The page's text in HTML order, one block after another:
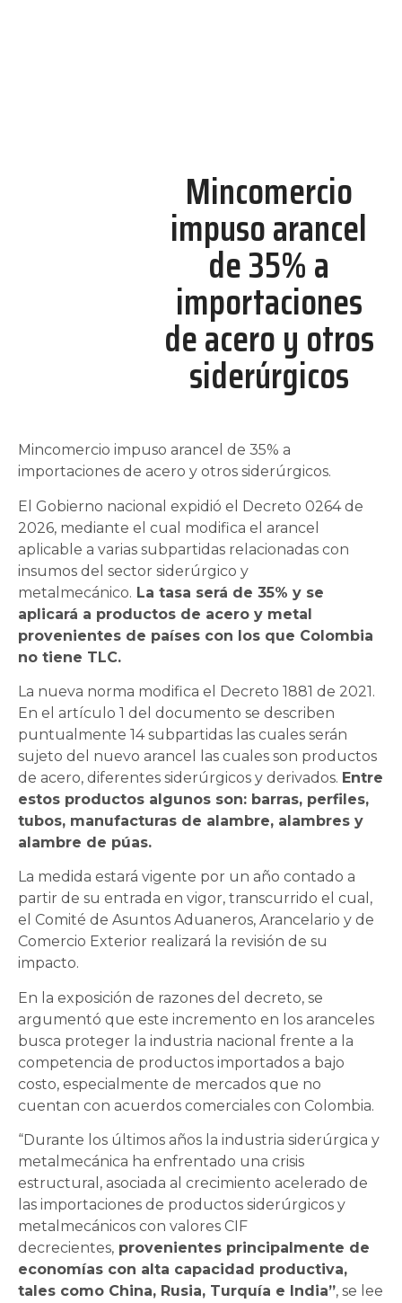
Mincomercio
impuso arancel
de 35% a
importaciones
de acero y otros
siderúrgicos
Mincomercio impuso arancel de 35% a
importaciones de acero y otros siderúrgicos.
El Gobierno nacional expidió el Decreto 0264 de
2026, mediante el cual modifica el arancel
aplicable a varias subpartidas relacionadas con
insumos del sector siderúrgico y
metalmecánico. La tasa será de 35% y se
aplicará a productos de acero y metal
provenientes de países con los que Colombia
no tiene TLC.
La nueva norma modifica el Decreto 1881 de 2021.
En el artículo 1 del documento se describen
puntualmente 14 subpartidas las cuales serán
sujeto del nuevo arancel las cuales son productos
de acero, diferentes siderúrgicos y derivados. Entre
estos productos algunos son: barras, perfiles,
tubos, manufacturas de alambre, alambres y
alambre de púas.
La medida estará vigente por un año contado a
partir de su entrada en vigor, transcurrido el cual,
el Comité de Asuntos Aduaneros, Arancelario y de
Comercio Exterior realizará la revisión de su
impacto.
En la exposición de razones del decreto, se
argumentó que este incremento en los aranceles
busca proteger la industria nacional frente a la
competencia de productos importados a bajo
costo, especialmente de mercados que no
cuentan con acuerdos comerciales con Colombia.
“Durante los últimos años la industria siderúrgica y
metalmecánica ha enfrentado una crisis
estructural, asociada al crecimiento acelerado de
las importaciones de productos siderúrgicos y
metalmecánicos con valores CIF
decrecientes, provenientes principalmente de
economías con alta capacidad productiva,
tales como China, Rusia, Turquía e India”, se lee